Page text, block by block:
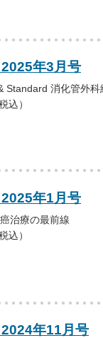
年3月号
Standard 消化管外科
込）
年1月号
治療の最前線
込）
年11月号